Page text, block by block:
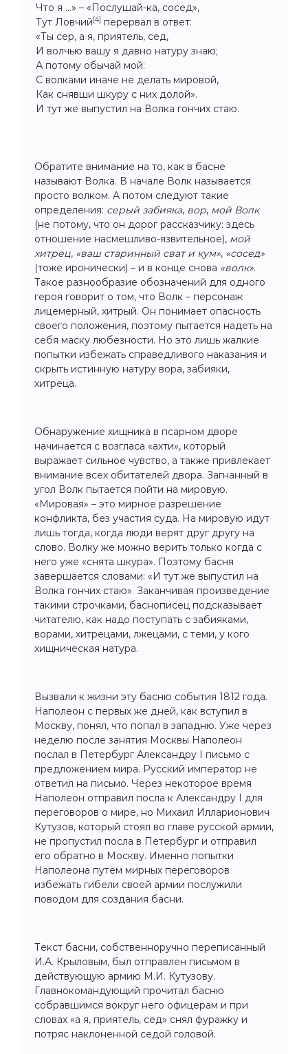
Что я ...» – «Послушай-ка, сосед»,
Тут Ловчий[4] перервал в ответ:
«Ты сер, а я, приятель, сед,
И волчью вашу я давно натуру знаю;
А потому обычай мой:
С волками иначе не делать мировой,
Как снявши шкуру с них долой».
И тут же выпустил на Волка гончих стаю.
Обратите внимание на то, как в басне
называют Волка. В начале Волк называется
просто волком. А потом следуют такие
определения: серый забияка, вор, мой Волк
(не потому, что он дорог рассказчику: здесь
отношение насмешливо-язвительное), мой
хитрец, «ваш старинный сват и кум», «сосед»
(тоже иронически) – и в конце снова «волк».
Такое разнообразие обозначений для одного
героя говорит о том, что Волк – персонаж
лицемерный, хитрый. Он понимает опасность
своего положения, поэтому пытается надеть на
себя маску любезности. Но это лишь жалкие
попытки избежать справедливого наказания и
скрыть истинную натуру вора, забияки,
хитреца.
Обнаружение хищника в псарном дворе
начинается с возгласа «ахти», который
выражает сильное чувство, а также привлекает
внимание всех обитателей двора. Загнанный в
угол Волк пытается пойти на мировую.
«Мировая» – это мирное разрешение
конфликта, без участия суда. На мировую идут
лишь тогда, когда люди верят друг другу на
слово. Волку же можно верить только когда с
него уже «снята шкура». Поэтому басня
завершается словами: «И тут же выпустил на
Волка гончих стаю». Заканчивая произведение
такими строчками, баснописец подсказывает
читателю, как надо поступать с забияками,
ворами, хитрецами, лжецами, с теми, у кого
хищническая натура.
Вызвали к жизни эту басню события 1812 года.
Наполеон с первых же дней, как вступил в
Москву, понял, что попал в западню. Уже через
неделю после занятия Москвы Наполеон
послал в Петербург Александру I письмо с
предложением мира. Русский император не
ответил на письмо. Через некоторое время
Наполеон отправил посла к Александру I для
переговоров о мире, но Михаил Илларионович
Кутузов, который стоял во главе русской армии,
не пропустил посла в Петербург и отправил
его обратно в Москву. Именно попытки
Наполеона путем мирных переговоров
избежать гибели своей армии послужили
поводом для создания басни.
Текст басни, собственноручно переписанный
И.А. Крыловым, был отправлен письмом в
действующую армию М.И. Кутузову.
Главнокомандующий прочитал басню
собравшимся вокруг него офицерам и при
словах «а я, приятель, сед» снял фуражку и
потряс наклоненной седой головой.